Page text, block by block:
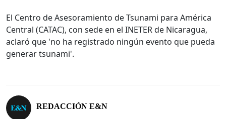
El Centro de Asesoramiento de Tsunami para América
Central (CATAC), con sede en el INETER de Nicaragua,
aclaró que 'no ha registrado ningún evento que pueda
generar tsunami'.
REDACCIÓN E&N